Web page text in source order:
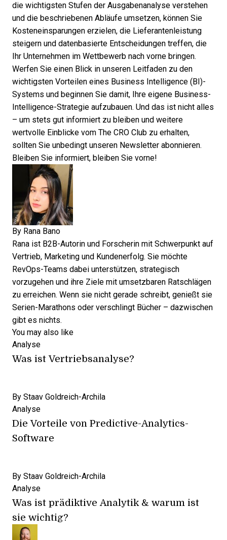
die wichtigsten Stufen der Ausgabenanalyse verstehen
und die beschriebenen Abläufe umsetzen, können Sie
Kosteneinsparungen erzielen, die Lieferantenleistung
steigern und datenbasierte Entscheidungen treffen, die
Ihr Unternehmen im Wettbewerb nach vorne bringen.
Werfen Sie einen Blick in unseren Leitfaden zu den
wichtigsten Vorteilen eines Business Intelligence (BI)-
Systems und beginnen Sie damit, Ihre eigene Business-
Intelligence-Strategie aufzubauen. Und das ist nicht alles
– um stets gut informiert zu bleiben und weitere
wertvolle Einblicke vom The CRO Club zu erhalten,
sollten Sie unbedingt unseren Newsletter abonnieren.
Bleiben Sie informiert, bleiben Sie vorne!
By Rana Bano
Rana ist B2B-Autorin und Forscherin mit Schwerpunkt auf
Vertrieb, Marketing und Kundenerfolg. Sie möchte
RevOps-Teams dabei unterstützen, strategisch
vorzugehen und ihre Ziele mit umsetzbaren Ratschlägen
zu erreichen. Wenn sie nicht gerade schreibt, genießt sie
Serien-Marathons oder verschlingt Bücher – dazwischen
gibt es nichts.
You may also like
Analyse
Was ist Vertriebsanalyse?
By Staav Goldreich-Archila
Analyse
Die Vorteile von Predictive-Analytics-
Software
By Staav Goldreich-Archila
Analyse
Was ist prädiktive Analytik & warum ist
sie wichtig?